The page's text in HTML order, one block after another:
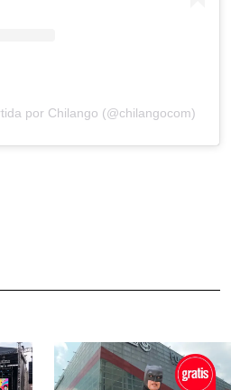
por Chilango (@chilangocom)